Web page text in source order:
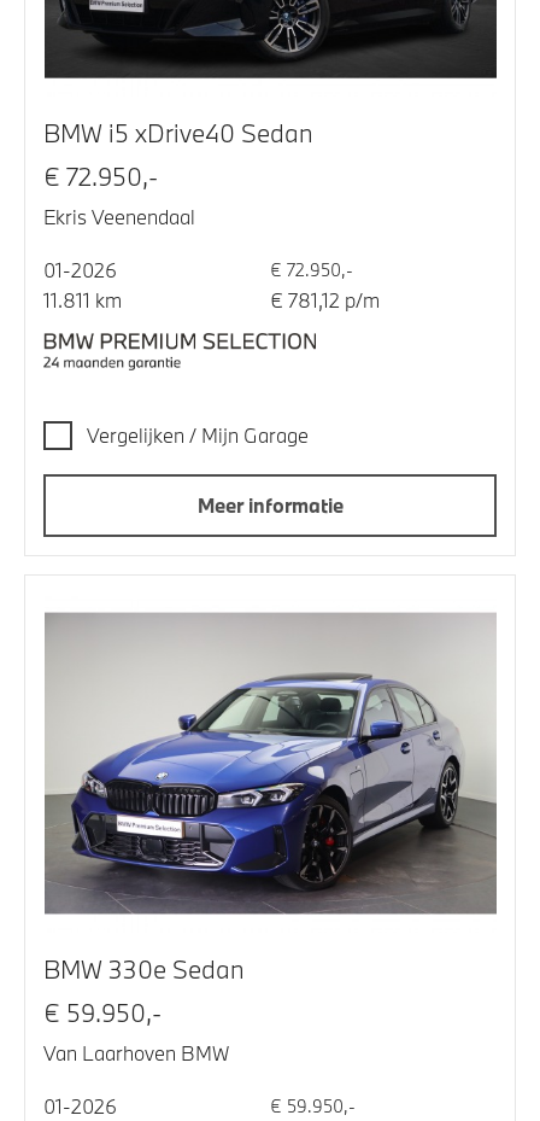
BMW i5 xDrive40 Sedan
€ 72.950,-
Ekris Veenendaal
01-2026 € 72.950,-
11.811 km € 781,12 p/m
Vergelijken / Mijn Garage
Meer informatie
BMW 330e Sedan
€ 59.950,-
Van Laarhoven BMW
01-2026 € 59.950,-